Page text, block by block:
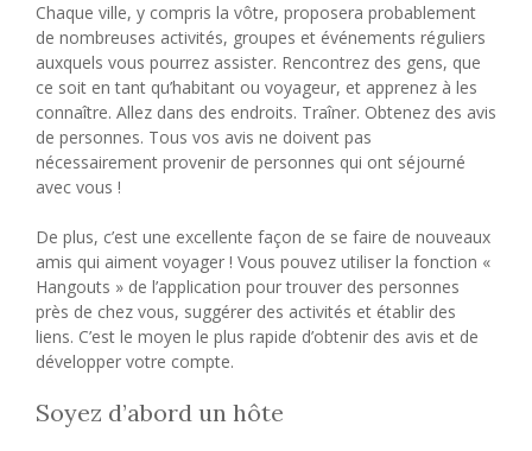
Chaque ville, y compris la vôtre, proposera probablement
de nombreuses activités, groupes et événements réguliers
auxquels vous pourrez assister. Rencontrez des gens, que
ce soit en tant qu’habitant ou voyageur, et apprenez à les
connaître. Allez dans des endroits. Traîner. Obtenez des avis
de personnes. Tous vos avis ne doivent pas
nécessairement provenir de personnes qui ont séjourné
avec vous !
De plus, c’est une excellente façon de se faire de nouveaux
amis qui aiment voyager ! Vous pouvez utiliser la fonction «
Hangouts » de l’application pour trouver des personnes
près de chez vous, suggérer des activités et établir des
liens. C’est le moyen le plus rapide d’obtenir des avis et de
développer votre compte.
Soyez d’abord un hôte